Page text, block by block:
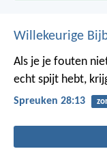
Willekeurige
Als je je fouten
echt spijt hebt,
Spreuken 28:13